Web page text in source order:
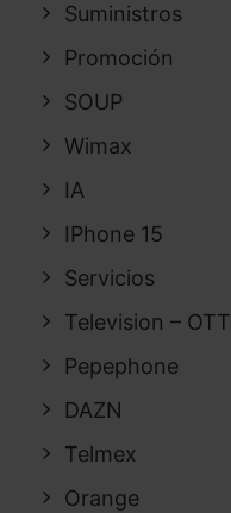
Suministros
Promoción
SOUP
Wimax
IA
IPhone 15
Servicios
Television – OTT
Pepephone
DAZN
Telmex
Orange